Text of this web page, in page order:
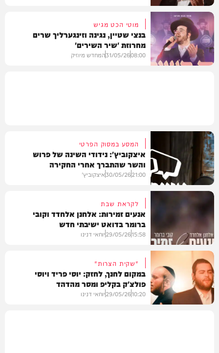
סינגלים
מוטי הכט מגיש
בנצי שטיין, נגינה וזינגערליך שרים
מחרוזת 'שיר השירים'
08:00
31/05/26המחדש מיוזיק
איצקוביץ'
המסע במסוק הפרטי
איצקוביץ': נידודי השינה של פרוש
והשר שהתברך אחרי החקירה
21:00
30/05/26איצקוביץ'
לקראת שבת
אנעים זמירות: אלחנן אלחדד וקובי
ברומר בדואט ישיבתי חדש
15:58
29/05/26יוחאי דנינו
"שקית הצרות"
במקום לחנך, לחזק: יוסי פריד ויוסי
פולצ'ק בקליפ ומסר מהדהד
10:20
29/05/26יוחאי דנינו